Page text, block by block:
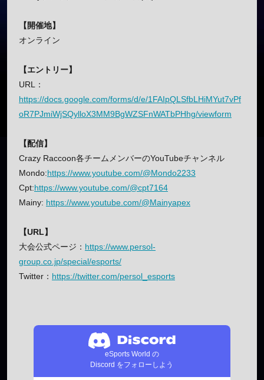
【開催地】
オンライン
【エントリー】
URL：
https://docs.google.com/forms/d/e/1FAIpQLSfbLHiMYut7vPf
oR7PJmiWjSQylloX3MM9BgWZSFnWATbPHhg/viewform
【配信】
Crazy Raccoon各チームメンバーのYouTubeチャンネル
Mondo:https://www.youtube.com/@Mondo2233
Cpt:https://www.youtube.com/@cpt7164
Mainy: https://www.youtube.com/@Mainyapex
【URL】
大会公式ページ： https://www.persol-
group.co.jp/special/esports/
Twitter： https://twitter.com/persol_esports
eSports World の
Discord をフォローしよう